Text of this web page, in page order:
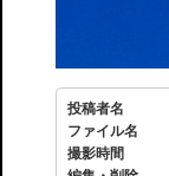
投稿者名
ファイル名
撮影時間